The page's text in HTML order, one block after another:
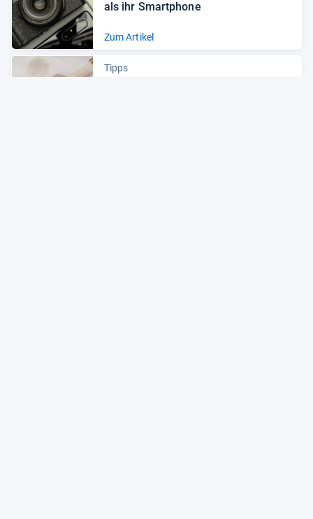
als ihr Smart­phone
Zum Artikel
Tipps